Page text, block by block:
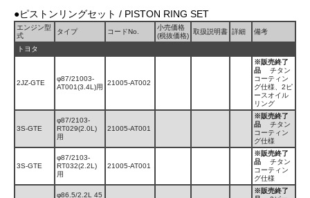
●ピストンリングセット / PISTON RING SET
エンジン型
式
タイプ コードNo.
小売価格
(税抜価格)
取扱説明書 詳細 備考
トヨタ
2JZ-GTE
φ87/21003-
AT001(3.4L)用
21005-AT002
※販売終了
品 チタン
コーティン
グ仕様、2ピ
ースオイル
リング
3S-GTE
φ87/2103-
RT029(2.0L)
用
21005-AT001
※販売終了
品 チタン
コーティン
グ仕様
3S-GTE
φ87/2103-
RT032(2.2L)
用
21005-AT001
※販売終了
品 チタン
コーティン
グ仕様
φ86.5/2.2L 45
※販売終了